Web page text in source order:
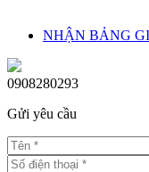
NHẬN BẢNG
0908280293
Gửi yêu cầu